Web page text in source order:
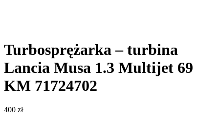
Turbosprężarka – turbina
Lancia Musa 1.3 Multijet 69
KM 71724702
400 zł